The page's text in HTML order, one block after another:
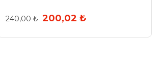
240,00 ₺ 200,02 ₺